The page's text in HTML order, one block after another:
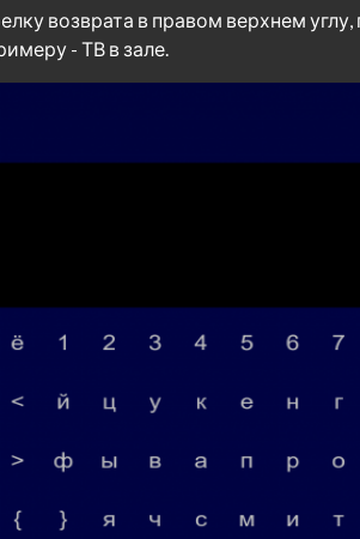
возврата в правом верхнем
- ТВ в зале.